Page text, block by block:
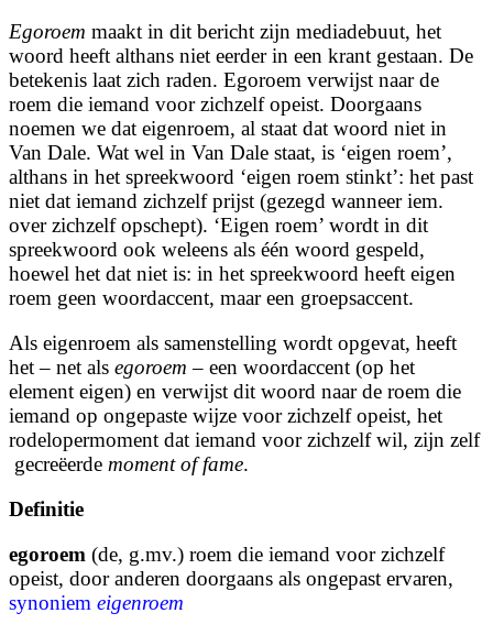
Egoroem maakt in dit bericht zijn mediadebuut, het
woord heeft althans niet eerder in een krant gestaan. De
betekenis laat zich raden. Egoroem verwijst naar de
roem die iemand voor zichzelf opeist. Doorgaans
noemen we dat eigenroem, al staat dat woord niet in
Van Dale. Wat wel in Van Dale staat, is ‘eigen roem’,
althans in het spreekwoord ‘eigen roem stinkt’: het past
niet dat iemand zich­zelf prijst (ge­zegd wan­neer iem.
over zich­zelf op­schept). ‘Eigen roem’ wordt in dit
spreekwoord ook weleens als één woord gespeld,
hoewel het dat niet is: in het spreekwoord heeft eigen
roem geen woordaccent, maar een groepsaccent.
Als eigenroem als samenstelling wordt opgevat, heeft
het – net als egoroem – een woordaccent (op het
element eigen) en verwijst dit woord naar de roem die
iemand op ongepaste wijze voor zichzelf opeist, het
rodelopermoment dat iemand voor zichzelf wil, zijn zelf
gecreëerde moment of fame.
Definitie
egoroem (de, g.mv.) roem die iemand voor zichzelf
opeist, door anderen doorgaans als ongepast ervaren,
synoniem eigenroem